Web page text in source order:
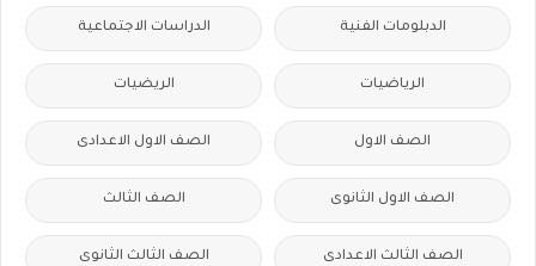
الدبلومات الفنية الدراسات الاجتماعية
الرياضيات الريضيات
الصف الاول الصف الاول الاعدادى
الصف الاول الثانوى الصف الثالث
الصف الثالث الاعدادى الصف الثالث الثانوى